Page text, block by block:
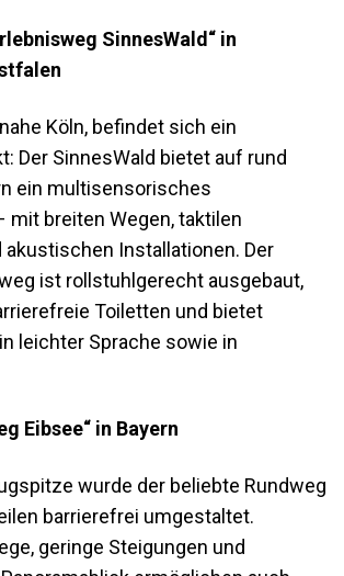
SinnesWald“ in
Köln, befindet sich ein
Der SinnesWald bietet auf rund
ein multisensorisches
mit breiten Wegen, taktilen
akustischen Installationen. Der
ist rollstuhlgerecht ausgebaut,
Toiletten und bietet
leichter Sprache sowie in
Eibsee“ in Bayern
wurde der beliebte Rundweg
barrierefrei umgestaltet.
geringe Steigungen und